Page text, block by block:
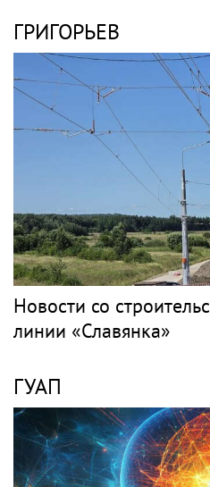
ГРИГОРЬЕВ
Новости со
линии «Славянка»
ГУАП